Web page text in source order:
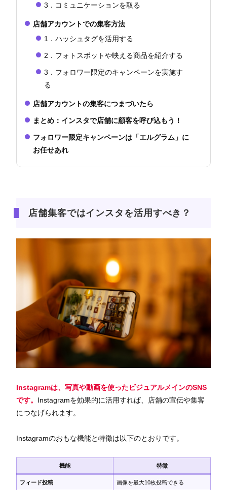
3．コミュニケーションを取る
店舗アカウントでの集客方法
1．ハッシュタグを活用する
2．フォトスポットや映える商品を紹介する
3．フォロワー限定のキャンペーンを実施す
る
店舗アカウントの集客につまづいたら
まとめ：インスタで店舗に顧客を呼び込もう！
フォロワー限定キャンペーンは「エルグラム」に
お任せあれ
店舗集客ではインスタを活用すべき？
Instagramは、写真や動画を使ったビジュアルメインのSNS
です。 Instagramを効果的に活用すれば、店舗の宣伝や集客
につなげられます。
Instagramのおもな機能と特徴は以下のとおりです。
機能 特徴
フィード投稿 画像を最大10枚投稿できる